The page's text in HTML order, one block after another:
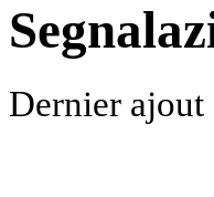
Dernier